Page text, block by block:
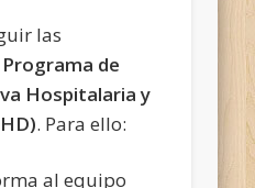
las
Programa de
Hospitalaria y
. Para ello:
al equipo